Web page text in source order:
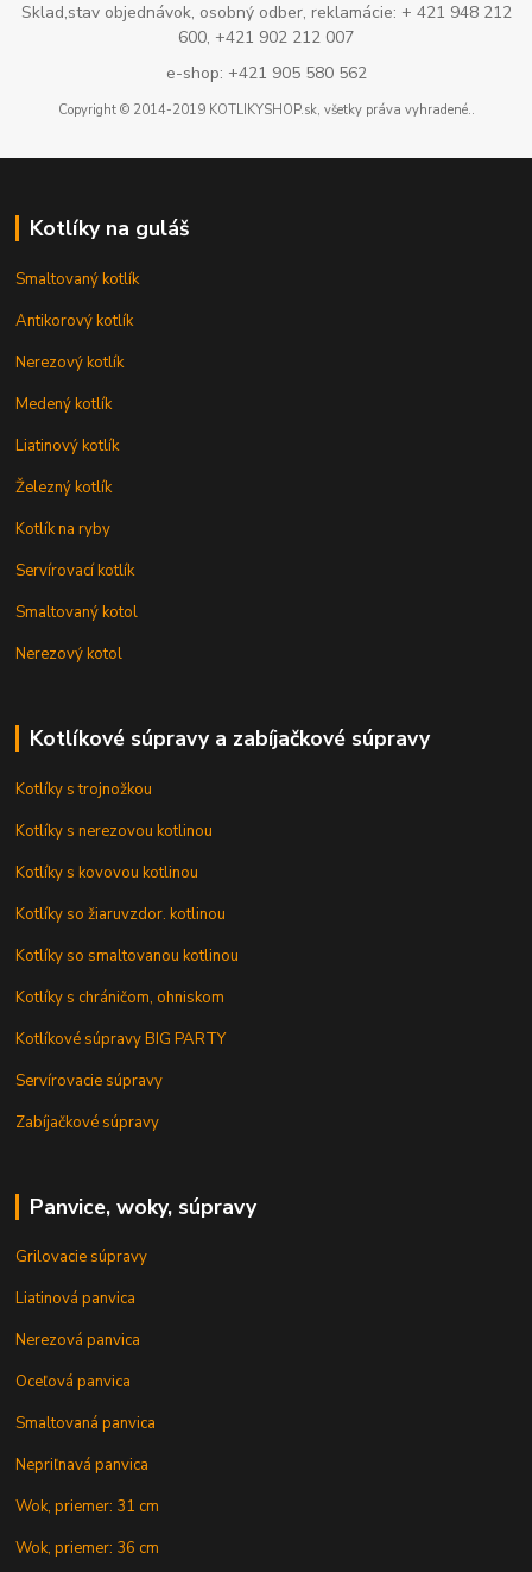
Sklad,stav objednávok, osobný odber, reklamácie: + 421 948 212
600, +421 902 212 007
e-shop: +421 905 580 562
Copyright © 2014-2019 KOTLIKYSHOP.sk, všetky práva vyhradené..
Kotlíky na guláš
Smaltovaný kotlík
Antikorový kotlík
Nerezový kotlík
Medený kotlík
Liatinový kotlík
Železný kotlík
Kotlík na ryby
Servírovací kotlík
Smaltovaný kotol
Nerezový kotol
Kotlíkové súpravy a zabíjačkové súpravy
Kotlíky s trojnožkou
Kotlíky s nerezovou kotlinou
Kotlíky s kovovou kotlinou
Kotlíky so žiaruvzdor. kotlinou
Kotlíky so smaltovanou kotlinou
Kotlíky s chráničom, ohniskom
Kotlíkové súpravy BIG PARTY
Servírovacie súpravy
Zabíjačkové súpravy
Panvice, woky, súpravy
Grilovacie súpravy
Liatinová panvica
Nerezová panvica
Oceľová panvica
Smaltovaná panvica
Nepriľnavá panvica
Wok, priemer: 31 cm
Wok, priemer: 36 cm